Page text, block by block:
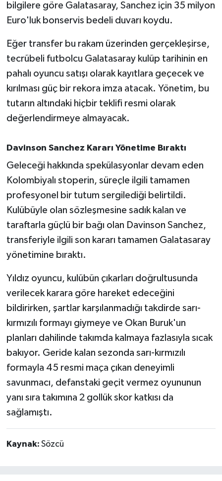
bilgilere göre Galatasaray, Sanchez için 35 milyon
Euro'luk bonservis bedeli duvarı koydu.
Eğer transfer bu rakam üzerinden gerçekleşirse,
tecrübeli futbolcu Galatasaray kulüp tarihinin en
pahalı oyuncu satışı olarak kayıtlara geçecek ve
kırılması güç bir rekora imza atacak. Yönetim, bu
tutarın altındaki hiçbir teklifi resmi olarak
değerlendirmeye almayacak.
Davinson Sanchez Kararı Yönetime Bıraktı
Geleceği hakkında spekülasyonlar devam eden
Kolombiyalı stoperin, süreçle ilgili tamamen
profesyonel bir tutum sergilediği belirtildi.
Kulübüyle olan sözleşmesine sadık kalan ve
taraftarla güçlü bir bağı olan Davinson Sanchez,
transferiyle ilgili son kararı tamamen Galatasaray
yönetimine bıraktı.
Yıldız oyuncu, kulübün çıkarları doğrultusunda
verilecek karara göre hareket edeceğini
bildirirken, şartlar karşılanmadığı takdirde sarı-
kırmızılı formayı giymeye ve Okan Buruk'un
planları dahilinde takımda kalmaya fazlasıyla sıcak
bakıyor. Geride kalan sezonda sarı-kırmızılı
formayla 45 resmi maça çıkan deneyimli
savunmacı, defanstaki geçit vermez oyununun
yanı sıra takımına 2 gollük skor katkısı da
sağlamıştı.
Kaynak: Sözcü